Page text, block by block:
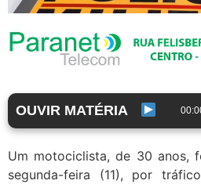
OUVIR MATÉRIA
Um motociclista, de 30 anos,
segunda-feira (11), por